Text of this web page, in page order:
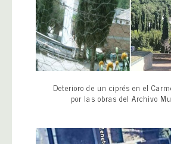
Deterioro de un ciprés en el
por las obras del Archivo